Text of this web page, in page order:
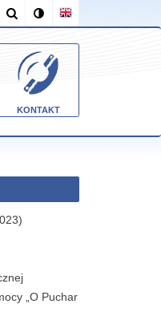
KONTAKT
„O Puchar